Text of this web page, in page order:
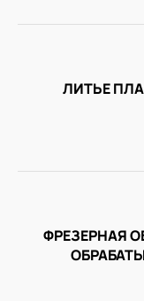
ЛИТЬЕ
ФРЕЗЕРНАЯ